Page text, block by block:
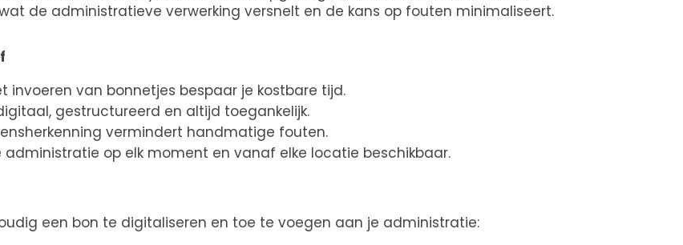
de administratieve verwerking versnelt en de kans op fouten minimaliseert.
invoeren van bonnetjes bespaar je kostbare tijd.
gestructureerd en altijd toegankelijk.
vermindert handmatige fouten.
op elk moment en vanaf elke locatie beschikbaar.
een bon te digitaliseren en toe te voegen aan je administratie: